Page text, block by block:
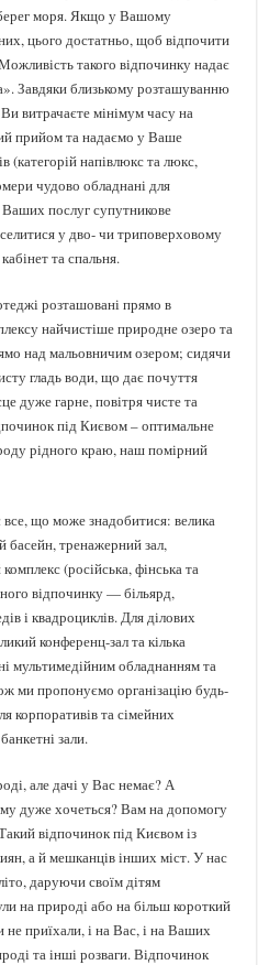
моря. Якщо у Вашому
цього достатньо, щоб відпочити
такого відпочинку надає
Завдяки близькому розташуванню
витрачаєте мінімум часу на
прийом та надаємо у Ваше
(категорій напівлюкс та люкс,
чудово обладнані для
послуг супутникове
у дво- чи триповерховому
та спальня.
розташовані прямо в
найчистіше природне озеро та
над мальовничим озером; сидячи
гладь води, що дає почуття
дуже гарне, повітря чисте та
під Києвом – оптимальне
рідного краю, наш помірний
що може знадобитися: велика
басейн, тренажерний зал,
(російська, фінська та
відпочинку — більярд,
і квадроциклів. Для ділових
конференц-зал та кілька
мультимедійним обладнанням та
ми пропонуємо організацію будь-
корпоративів та сімейних
зали.
але дачі у Вас немає? А
дуже хочеться? Вам на допомогу
відпочинок під Києвом із
а й мешканців інших міст. У нас
даруючи своїм дітям
на природі або на більш короткий
приїхали, і на Вас, і на Ваших
та інші розваги. Відпочинок